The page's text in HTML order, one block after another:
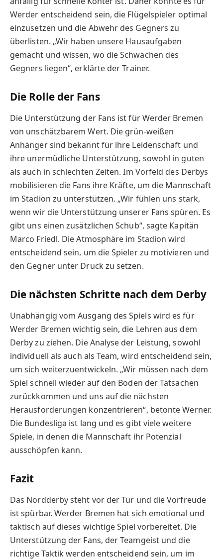
Werder entscheidend sein, die Flügelspieler optimal
einzusetzen und die Abwehr des Gegners zu
überlisten. „Wir haben unsere Hausaufgaben
gemacht und wissen, wo die Schwächen des
Gegners liegen“, erklärte der Trainer.
Die Rolle der Fans
Die Unterstützung der Fans ist für Werder Bremen
von unschätzbarem Wert. Die grün-weißen
Anhänger sind bekannt für ihre Leidenschaft und
ihre unermüdliche Unterstützung, sowohl in guten
als auch in schlechten Zeiten. Im Vorfeld des Derbys
mobilisieren die Fans ihre Kräfte, um die Mannschaft
im Stadion zu unterstützen. „Wir fühlen uns stark,
wenn wir die Unterstützung unserer Fans spüren. Es
gibt uns einen zusätzlichen Schub“, sagte Kapitän
Marco Friedl. Die Atmosphäre im Stadion wird
entscheidend sein, um die Spieler zu motivieren und
den Gegner unter Druck zu setzen.
Die nächsten Schritte nach dem Derby
Unabhängig vom Ausgang des Spiels wird es für
Werder Bremen wichtig sein, die Lehren aus dem
Derby zu ziehen. Die Analyse der Leistung, sowohl
individuell als auch als Team, wird entscheidend sein,
um sich weiterzuentwickeln. „Wir müssen nach dem
Spiel schnell wieder auf den Boden der Tatsachen
zurückkommen und uns auf die nächsten
Herausforderungen konzentrieren“, betonte Werner.
Die Bundesliga ist lang und es gibt viele weitere
Spiele, in denen die Mannschaft ihr Potenzial
ausschöpfen kann.
Fazit
Das Nordderby steht vor der Tür und die Vorfreude
ist spürbar. Werder Bremen hat sich emotional und
taktisch auf dieses wichtige Spiel vorbereitet. Die
Unterstützung der Fans, der Teamgeist und die
richtige Taktik werden entscheidend sein, um im